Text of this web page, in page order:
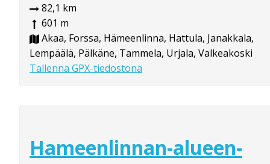
82,1 km
601 m
Akaa, Forssa, Hämeenlinna, Hattula, Janakkala,
Lempäälä, Pälkäne, Tammela, Urjala, Valkeakoski
Tallenna GPX-tiedostona
Hameenlinnan-alueen-